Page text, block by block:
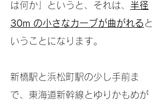
は何か」というと、それは、 ​半径
30m の小さなカーブが曲がれる と
いうことになります。
新橋駅と浜松町駅の少し手前ま
で、東海道新幹線とゆりかもめが